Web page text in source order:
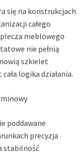
się na konstrukcjach
całego
meblowego
nie pełnią
szkielet
logika działania.
poddawane
precyzja
stabilność